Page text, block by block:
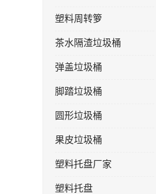
塑料周转箩
茶水隔渣垃圾桶
弹盖垃圾桶
脚踏垃圾桶
圆形垃圾桶
果皮垃圾桶
塑料托盘厂家
塑料托盘